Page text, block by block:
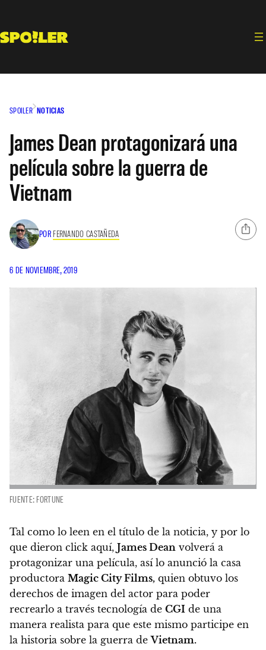
contenido
SPOILER NOTICIAS
James Dean protagonizará una
película sobre la guerra de
Vietnam
POR FERNANDO CASTAÑEDA
6 DE NOVIEMBRE, 2019
FUENTE: FORTUNE
Tal como lo leen en el título de la noticia, y por lo
que dieron click aquí, James Dean volverá a
protagonizar una película, así lo anunció la casa
productora Magic City Films, quien obtuvo los
derechos de imagen del actor para poder
recrearlo a través tecnología de CGI de una
manera realista para que este mismo participe en
la historia sobre la guerra deVietnam.